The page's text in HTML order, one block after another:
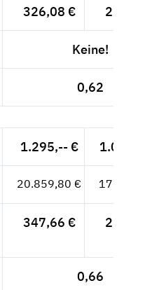
326,08 €
Keine!
0,62
1.295,-- €
20.859,80 €
347,66 €
0,66